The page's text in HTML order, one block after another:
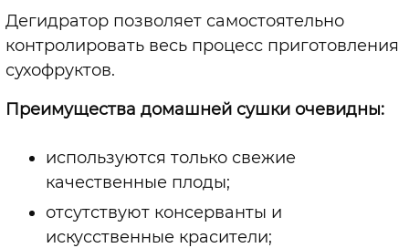
Дегидратор позволяет самостоятельно
контролировать весь процесс приготовления
сухофруктов.
Преимущества домашней сушки очевидны:
используются только свежие
качественные плоды;
отсутствуют консерванты и
искусственные красители;